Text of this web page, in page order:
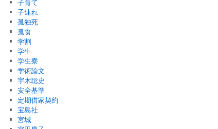
子育て
子連れ
孤独死
孤食
学割
学生
学生寮
学術論文
宇木聡史
安全基準
定期借家契約
宝島社
宮城